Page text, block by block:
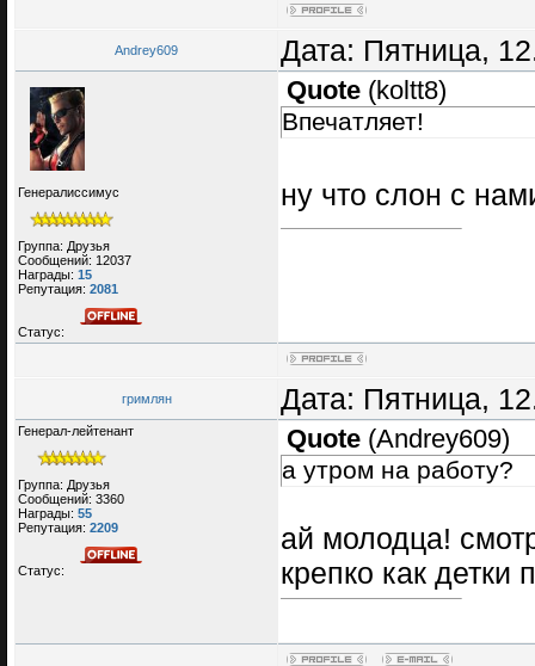
Andrey609 Дата: Пятница,
Генералиссимус
Группа: Друзья
Сообщений: 12037
Награды: 15
Репутация: 2081
Статус:
Quote (koltt8)
Впечатляет!
ну что слон с
гримлян Дата: Пятница,
Генерал-лейтенант
Группа: Друзья
Сообщений: 3360
Награды: 55
Репутация: 2209
Статус:
Quote (Andrey609)
а утром на работу?
ай молодца!
крепко как детки